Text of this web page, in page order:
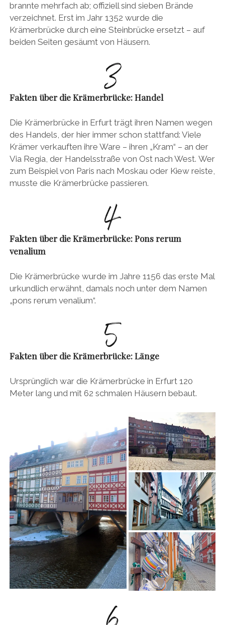
brannte mehrfach ab; offiziell sind sieben Brände
verzeichnet. Erst im Jahr 1352 wurde die
Krämerbrücke durch eine Steinbrücke ersetzt – auf
beiden Seiten gesäumt von Häusern.
Fakten über die Krämerbrücke: Handel
Die Krämerbrücke in Erfurt trägt ihren Namen wegen
des Handels, der hier immer schon stattfand: Viele
Krämer verkauften ihre Ware – ihren „Kram“ – an der
Via Regia, der Handelsstraße von Ost nach West. Wer
zum Beispiel von Paris nach Moskau oder Kiew reiste,
musste die Krämerbrücke passieren.
Fakten über die Krämerbrücke: Pons rerum
venalium
Die Krämerbrücke wurde im Jahre 1156 das erste Mal
urkundlich erwähnt, damals noch unter dem Namen
„pons rerum venalium“.
Fakten über die Krämerbrücke: Länge
Ursprünglich war die Krämerbrücke in Erfurt 120
Meter lang und mit 62 schmalen Häusern bebaut.